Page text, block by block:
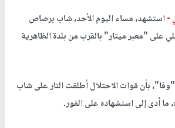
-استشهد، مساء اليوم الأحد، شاب برصاص
على "معبر ميتار" بالقرب من بلدة الظاهرية
بأن قوات الاحتلال أطلقت النار على شاب
ما أدى إلى استشهاده على الفور.